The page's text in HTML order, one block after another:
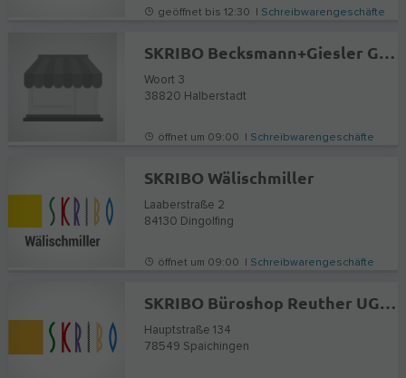
geöffnet bis 12:30 | Schreibwarengeschäfte
SKRIBO Becksmann+Giesler GmbH
Woort 3
38820 Halberstadt
öffnet um 09:00 | Schreibwarengeschäfte
SKRIBO Wälischmiller
Laaberstraße 2
84130 Dingolfing
öffnet um 09:00 | Schreibwarengeschäfte
SKRIBO Büroshop Reuther UG (haftungsbeschränkt)
Hauptstraße 134
78549 Spaichingen